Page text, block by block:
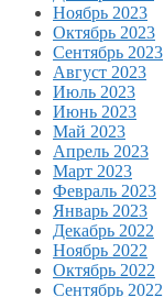
Ноябрь 2023
Октябрь 2023
Сентябрь 2023
Август 2023
Июль 2023
Июнь 2023
Май 2023
Апрель 2023
Март 2023
Февраль 2023
Январь 2023
Декабрь 2022
Ноябрь 2022
Октябрь 2022
Сентябрь 2022